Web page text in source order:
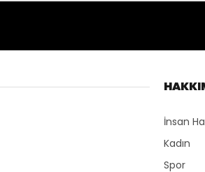
İnsan
Kadın
Spor